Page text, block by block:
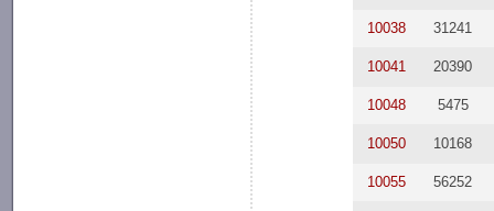
10038 31241
10041 20390
10048 5475
10050 10168
10055 56252